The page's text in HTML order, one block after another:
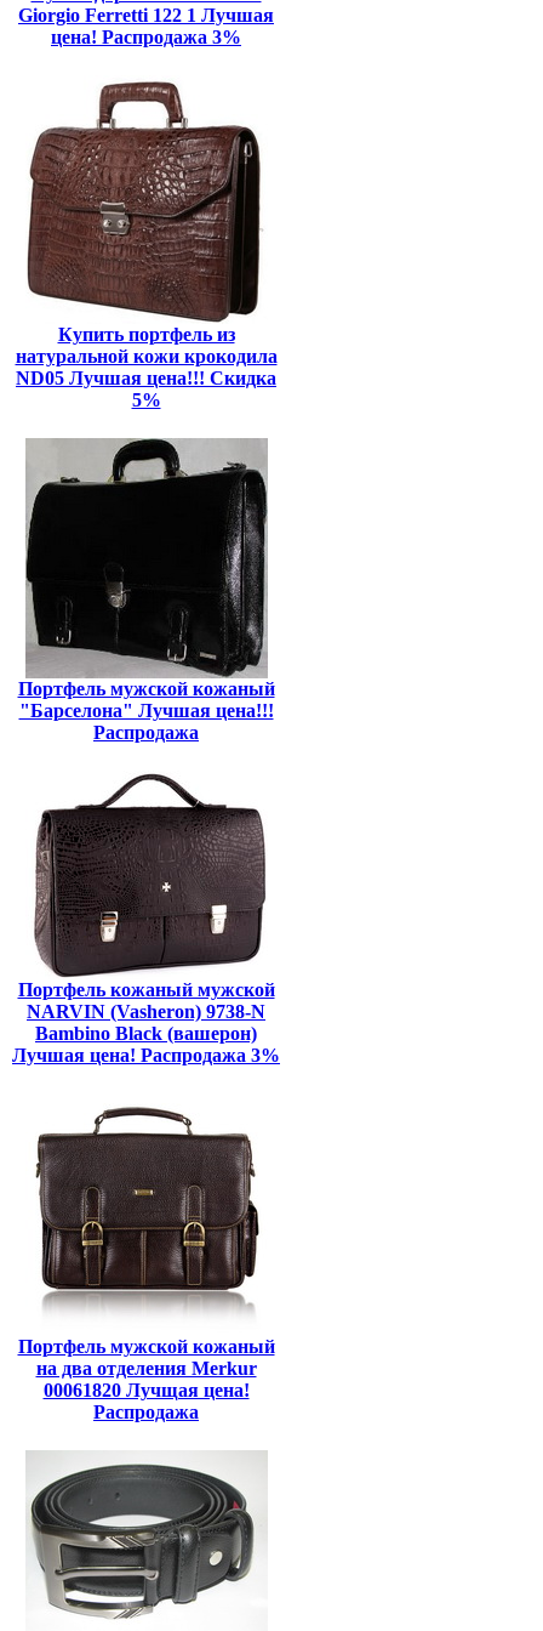
Giorgio Ferretti 122 1 Лучшая
цена! Распродажа 3%
Купить портфель из
натуральной кожи крокодила
ND05 Лучшая цена!!! Скидка
5%
Портфель мужской кожаный
"Барселона" Лучшая цена!!!
Распродажа
Портфель кожаный мужской
NARVIN (Vasheron) 9738-N
Bambino Black (вашерон)
Лучшая цена! Распродажа 3%
Портфель мужской кожаный
на два отделения Merkur
00061820 Лучщая цена!
Распродажа